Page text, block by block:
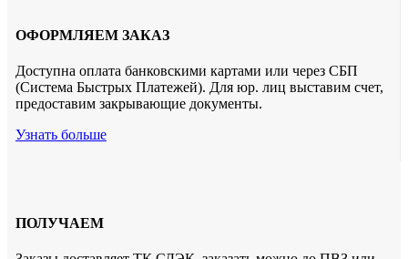
ОФОРМЛЯЕМ ЗАКАЗ
Доступна оплата банковскими картами или через СБП
(Система Быстрых Платежей). Для юр. лиц выставим счет,
предоставим закрывающие документы.
Узнать больше
ПОЛУЧАЕМ